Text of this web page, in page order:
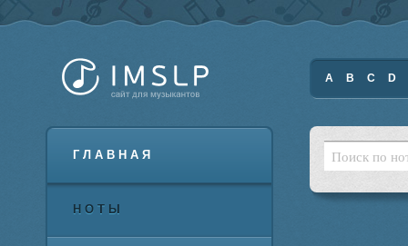
ГЛАВНАЯ
НОТЫ
A B C D